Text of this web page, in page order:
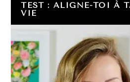
TEST : ALIGNE-TOI À
VIE